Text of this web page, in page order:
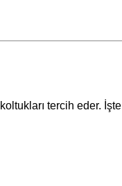
tercih eder. İşte